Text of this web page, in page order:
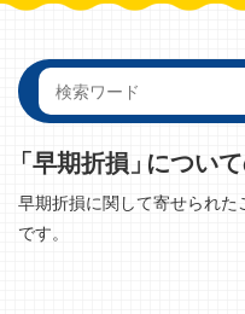
「早期折損」につい
早期折損に関して寄せられ
です。